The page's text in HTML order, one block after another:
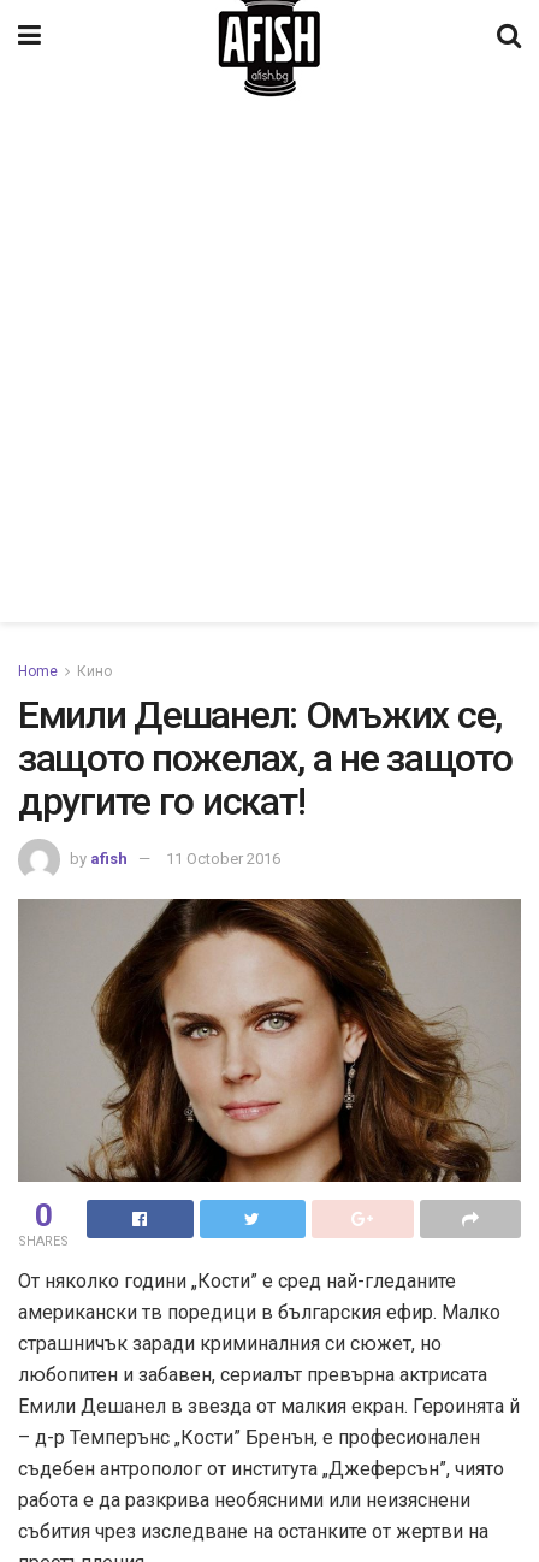
Home Кино
Eмили Дешанел: Омъжих се,
защото пожелах, а не защото
другите го искат!
by afish 11 October 2016
0
SHARES
От няколко години „Кости” е сред най-гледаните
американски тв поредици в българския ефир. Малко
страшничък заради криминалния си сюжет, но
любопитен и забавен, сериалът превърна актрисата
Емили Дешанел в звезда от малкия екран. Героинята й
– д-р Темперънс „Кости” Бренън, е професионален
съдебен антрополог от института „Джеферсън”, чиято
работа е да разкрива необясними или неизяснени
събития чрез изследване на останките от жертви на